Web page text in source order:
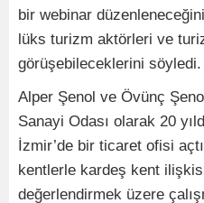
bir webinar
lüks turizm aktörleri ve
görüşebileceklerini söyledi.
Alper Şenol ve Övünç
Sanayi Odası olarak 20
İzmir’de bir ticaret ofisi
kentlerle kardeş kent
değerlendirmek üzere